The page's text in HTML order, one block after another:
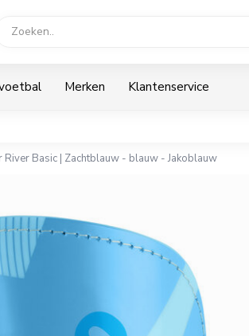
Merken Klantenservice
River Basic | Zachtblauw - blauw - Jakoblauw